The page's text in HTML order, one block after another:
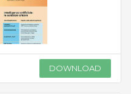
DOWNLOAD